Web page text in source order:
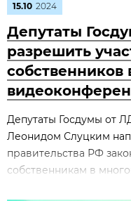
15.10 2024
Депутаты
разрешить
Депутаты Госдумы от
Леонидом Слуцким
правительства РФ
собственникам в